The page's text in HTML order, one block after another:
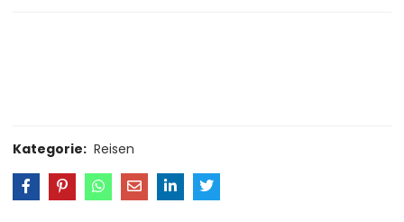
Kategorie: Reisen